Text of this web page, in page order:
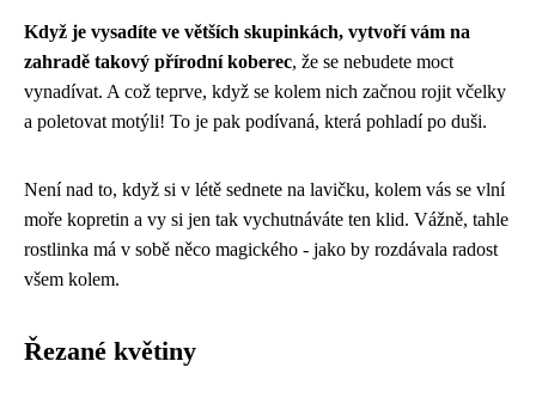
Když je vysadíte ve větších skupinkách, vytvoří vám na
zahradě takový přírodní koberec, že se nebudete moct
vynadívat. A což teprve, když se kolem nich začnou rojit včelky
a poletovat motýli! To je pak podívaná, která pohladí po duši.
Není nad to, když si v létě sednete na lavičku, kolem vás se vlní
moře kopretin a vy si jen tak vychutnáváte ten klid. Vážně, tahle
rostlinka má v sobě něco magického - jako by rozdávala radost
všem kolem.
Řezané květiny